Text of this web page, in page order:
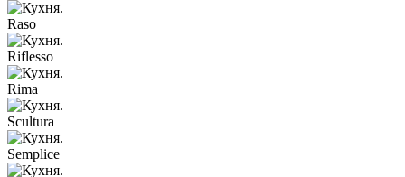
Raso
Riflesso
Rima
Scultura
Semplice